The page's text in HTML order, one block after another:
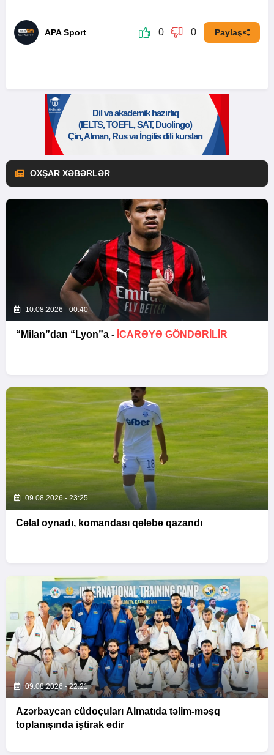
APA Sport 0 0 Paylaş
OXŞAR XƏBƏRLƏR
10.08.2026 - 00:40
“Milan”dan “Lyon”a - İCARƏYƏ GÖNDƏRİLİR
09.08.2026 - 23:25
Cəlal oynadı, komandası qələbə qazandı
09.08.2026 - 22:21
Azərbaycan cüdoçuları Almatıda təlim-məşq
toplanışında iştirak edir